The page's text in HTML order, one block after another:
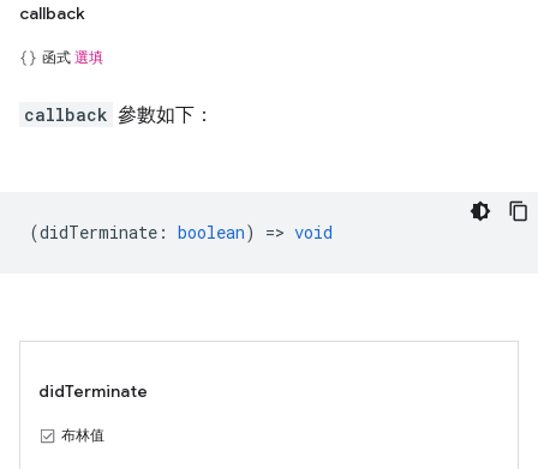
callback
函式 選填
callback 參數如下：
(didTerminate : boolean) => void
didTerminate
布林值